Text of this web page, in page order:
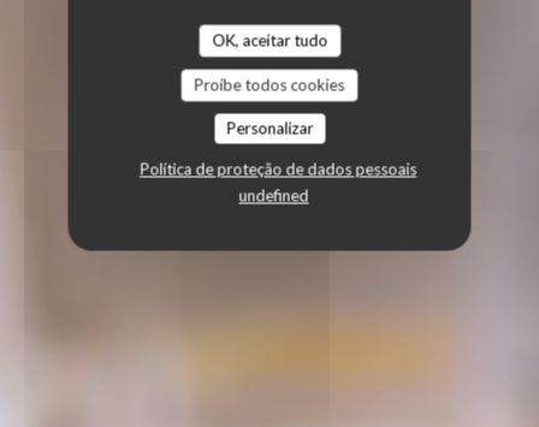
OK, aceitar tudo
Proíbe todos cookies
Personalizar
Política de proteção de dados pessoais
undefined